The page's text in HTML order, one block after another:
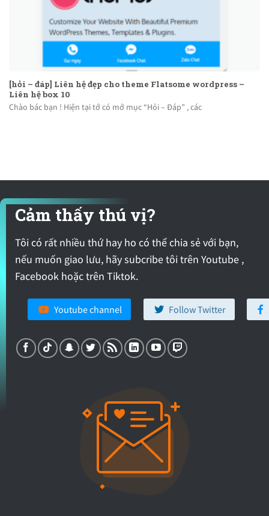
[hỏi – đáp] Liên hệ đẹp cho theme Flatsome wordpress –
Liên hệ box 10
Chào bác bạn ! Hiện tại tớ có mở mục “Hỏi – Đáp” , các
Cảm thấy thú vị?
Tôi có rất nhiều thứ hay ho có thể chia sẻ với bạn,
nếu muốn giao lưu, hãy subcribe tôi trên Youtube ,
Facebook hoặc trên Tiktok.
Youtube channel Follow Twitter